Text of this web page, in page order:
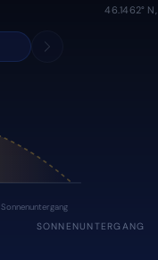
46.1462°
Sonnenuntergang
SONNENUNTERGANG